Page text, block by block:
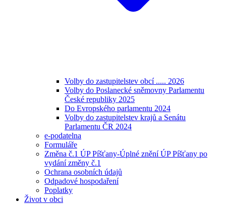
Volby do zastupitelstev obcí ..... 2026
Volby do Poslanecké sněmovny Parlamentu
České republiky 2025
Do Evropského parlamentu 2024
Volby do zastupitelstev krajů a Senátu
Parlamentu ČR 2024
e-podatelna
Formuláře
Změna č.1 ÚP Píšťany-Úplné znění ÚP Píšťany po
vydání změny č.1
Ochrana osobních údajů
Odpadové hospodaření
Poplatky
Život v obci